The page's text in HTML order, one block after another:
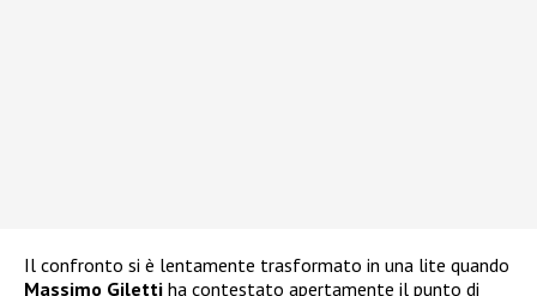
Il confronto si è lentamente trasformato in una lite quando
Massimo Giletti ha contestato apertamente il punto di